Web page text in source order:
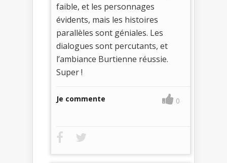
faible, et les personnages
évidents, mais les histoires
parallèles sont géniales. Les
dialogues sont percutants, et
l’ambiance Burtienne réussie.
Super !
Je commente 0